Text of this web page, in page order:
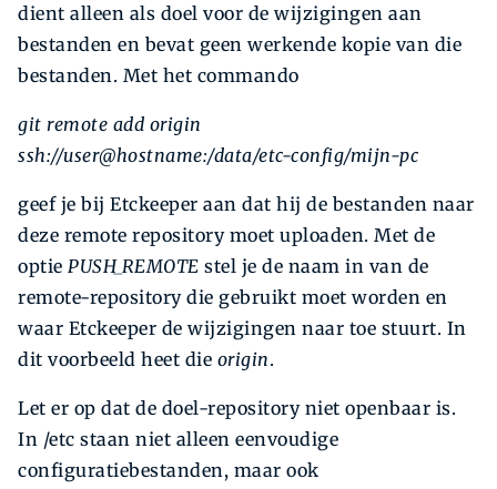
dient alleen als doel voor de wijzigingen aan
bestanden en bevat geen werkende kopie van die
bestanden. Met het commando
git remote add origin
ssh://user@hostname:/data/etc-config/mijn-pc
geef je bij Etckeeper aan dat hij de bestanden naar
deze remote repository moet uploaden. Met de
optie PUSH_REMOTE stel je de naam in van de
remote-repository die gebruikt moet worden en
waar Etckeeper de wijzigingen naar toe stuurt. In
dit voorbeeld heet die origin.
Let er op dat de doel-repository niet openbaar is.
In /etc staan niet alleen eenvoudige
configuratiebestanden, maar ook